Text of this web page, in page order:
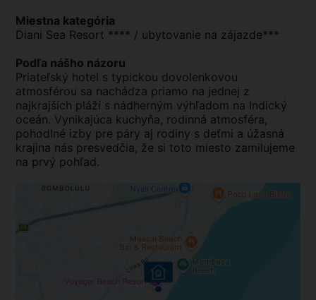
Miestna kategória
Diani Sea Resort **** / ubytovanie na zájazde***
Podľa nášho názoru
Priateľský hotel s typickou dovolenkovou
atmosférou sa nachádza priamo na jednej z
najkrajších pláží s nádherným výhľadom na Indický
oceán. Vynikajúca kuchyňa, rodinná atmosféra,
pohodlné izby pre páry aj rodiny s deťmi a úžasná
krajina nás presvedčia, že si toto miesto zamilujeme
na prvý pohľad.